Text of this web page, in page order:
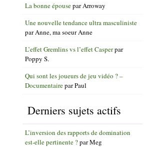
La bonne épouseparArroway
Une nouvelle tendance ultra masculiniste
parAnne, ma soeur Anne
L’effet Gremlins vs l’effet Casperpar
Poppy S.
Qui sont les joueurs de jeu vidéo ? –
DocumentaireparPaul
Derniers sujets actifs
L’inversion des rapports de domination
est-elle pertinente ?parMeg